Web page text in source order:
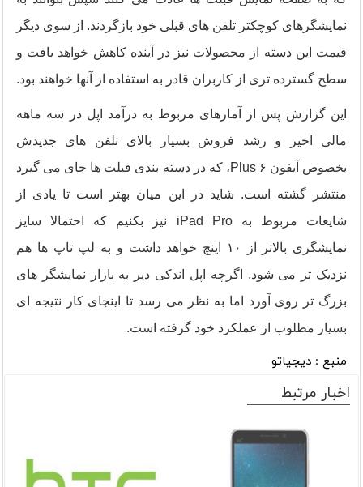
نمایشگرهای کوچکتر تلفن های قبلی خود بازگردند. از سوی دیگر
قیمت این دسته از محصولات نیز در آینده کاهش خواهد یافت و
سطح گسترده تری از کاربران قادر به استفاده از آنها خواهند بود.
این گزارش پس از آمارهای مربوط به درآمد اپل در سه ماهه
مالی اخیر و رشد فروش بسیار بالای تلفن های جدیدش
بخصوص آیفون ۶ Plus، که در دسته بندی فبلت ها جای می گیرد
منتشر گشته است. شاید در این میان بهتر است تا یادی از
شایعات مربوط به iPad Pro نیز بکنیم که احتمالا سایز
نمایشگری بالاتر از ۱۰ اینچ خواهد داشت و به لپ تاپ ها هم
نزدیک تر می شود. اگرچه اپل اندکی دیر به بازار نمایشگر های
بزرگ تر روی آورد اما به نظر می رسد تا اینجای کار نتیجه ای
بسیار مطلوب از عملکرد خود گرفته است.
منبع : دیجیاتو
اخبار مرتبط